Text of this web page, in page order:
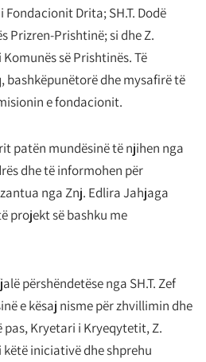
Fondacionit Drita; SH.T. Dodë
Prizren-Prishtinë; si dhe Z.
së Prishtinës. Të
bashkëpunëtorë dhe mysafirë të
e fondacionit.
patën mundësinë të njihen nga
dhe të informohen për
nga Znj. Edlira Jahjaga
projekt së bashku me
përshëndetëse nga SH.T. Zef
e kësaj nisme për zhvillimin dhe
pas, Kryetari i Kryeqytetit, Z.
iniciativë dhe shprehu